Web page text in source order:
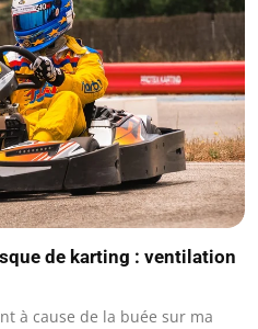
de karting : ventilation
à cause de la buée sur ma